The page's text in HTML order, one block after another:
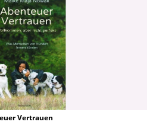
Vertrauen